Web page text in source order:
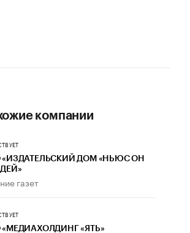
компании
ДОМ «НЬЮС ОН
газет
«ЯТЬ»